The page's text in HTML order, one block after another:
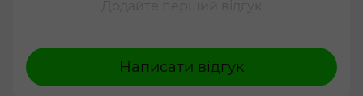
Написати відгук